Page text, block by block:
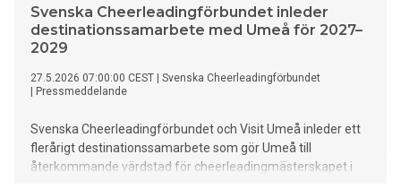
Svenska Cheerleadingförbundet inleder
destinationssamarbete med Umeå för 2027–
2029
27.5.2026 07:00:00 CEST
Svenska Cheerleadingförbundet
Pressmeddelande
Svenska Cheerleadingförbundet och Visit Umeå inleder ett
flerårigt destinationssamarbete som gör Umeå till
återkommande värdstad för cheerleadingmästerskapet i